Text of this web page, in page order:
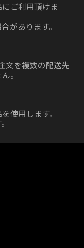
ご利用頂けま
があります。
文を複数の配送先
。
使用します。